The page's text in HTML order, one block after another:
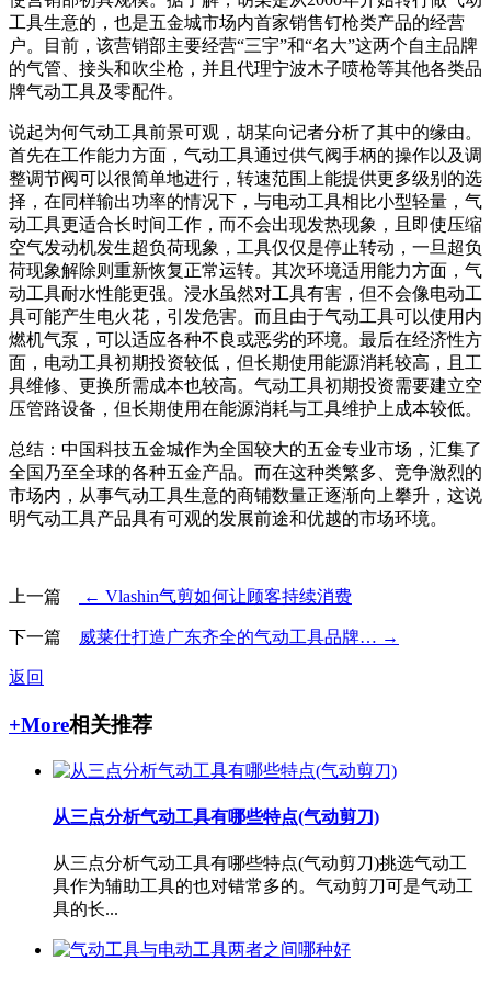
工具生意的，也是五金城市场内首家销售钉枪类产品的经营
户。目前，该营销部主要经营“三宇”和“名大”这两个自主品牌
的气管、接头和吹尘枪，并且代理宁波木子喷枪等其他各类品
牌气动工具及零配件。
说起为何气动工具前景可观，胡某向记者分析了其中的缘由。
首先在工作能力方面，气动工具通过供气阀手柄的操作以及调
整调节阀可以很简单地进行，转速范围上能提供更多级别的选
择，在同样输出功率的情况下，与电动工具相比小型轻量，气
动工具更适合长时间工作，而不会出现发热现象，且即使压缩
空气发动机发生超负荷现象，工具仅仅是停止转动，一旦超负
荷现象解除则重新恢复正常运转。其次环境适用能力方面，气
动工具耐水性能更强。浸水虽然对工具有害，但不会像电动工
具可能产生电火花，引发危害。而且由于气动工具可以使用内
燃机气泵，可以适应各种不良或恶劣的环境。最后在经济性方
面，电动工具初期投资较低，但长期使用能源消耗较高，且工
具维修、更换所需成本也较高。气动工具初期投资需要建立空
压管路设备，但长期使用在能源消耗与工具维护上成本较低。
总结：中国科技五金城作为全国较大的五金专业市场，汇集了
全国乃至全球的各种五金产品。而在这种类繁多、竞争激烈的
市场内，从事气动工具生意的商铺数量正逐渐向上攀升，这说
明气动工具产品具有可观的发展前途和优越的市场环境。
上一篇 ← Vlashin气剪如何让顾客持续消费
下一篇 威莱仕打造广东齐全的气动工具品牌… →
返回
+More相关推荐
从三点分析气动工具有哪些特点(气动剪刀)
从三点分析气动工具有哪些特点(气动剪刀)挑选气动工
具作为辅助工具的也对错常多的。气动剪刀可是气动工
具的长...